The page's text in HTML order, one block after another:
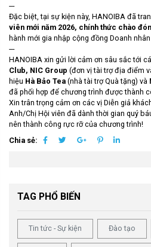
---
Đặc biệt, tại sự kiện này, HANOIBA đã
viên mới năm 2026, chính thức chào
hành mới gia nhập cộng đồng Doanh nhân
---
HANOIBA xin gửi lời cảm ơn sâu sắc tới
Club, NIC Group (đơn vị tài trợ địa điểm
hiệu Hà Bảo Tea (nhà tài trợ Quà tặng) và
đã phối hợp để chương trình được thành
Xin trân trọng cảm ơn các vị Diễn giả
Anh/Chị Hội viên đã dành thời gian quý
nên thành công rực rỡ của chương trình!
Chia sẻ:
TAG PHỔ BIẾN
Tin tức - Sự kiện Đào tạo